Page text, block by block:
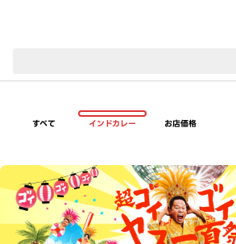
すべて インドカレー お店価格
超ゴイゴイヤスー夏祭